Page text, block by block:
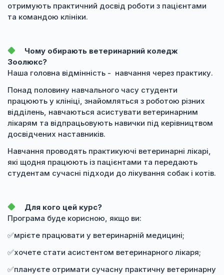
отримують практичний досвід роботи з пацієнтами
та командою клініки.
Чому обирають ветеринарний коледж
Зоолюкс?
Наша головна відмінність - навчання через практику.
Понад половину навчального часу студенти
працюють у клініці, знайомляться з роботою різних
відділень, навчаються асистувати ветеринарним
лікарям та відпрацьовують навички під керівництвом
досвідчених наставників.
Навчання проводять практикуючі ветеринарні лікарі,
які щодня працюють із пацієнтами та передають
студентам сучасні підходи до лікування собак і котів.
Для кого цей курс?
Програма буде корисною, якщо ви:
✅мрієте працювати у ветеринарній медицині;
✅хочете стати асистентом ветеринарного лікаря;
✅плануєте отримати сучасну практичну ветеринарну